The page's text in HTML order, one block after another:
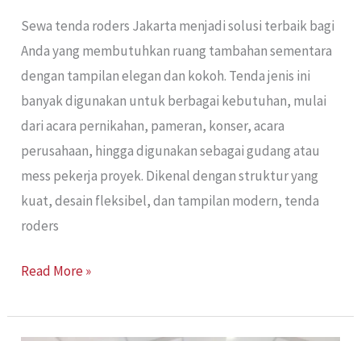
Sewa tenda roders Jakarta menjadi solusi terbaik bagi
Anda yang membutuhkan ruang tambahan sementara
dengan tampilan elegan dan kokoh. Tenda jenis ini
banyak digunakan untuk berbagai kebutuhan, mulai
dari acara pernikahan, pameran, konser, acara
perusahaan, hingga digunakan sebagai gudang atau
mess pekerja proyek. Dikenal dengan struktur yang
kuat, desain fleksibel, dan tampilan modern, tenda
roders
Read More »